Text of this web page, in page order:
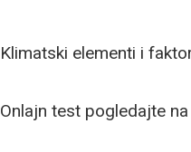
Klimatski elementi i
Onlajn test pogledajte